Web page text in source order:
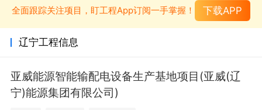
全面跟踪关注项目，盯工程App订阅一手掌握！ 下载APP
辽宁工程信息
亚威能源智能输配电设备生产基地项目(亚威(辽
宁)能源集团有限公司)